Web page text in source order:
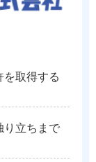
取得する
り立ちまで